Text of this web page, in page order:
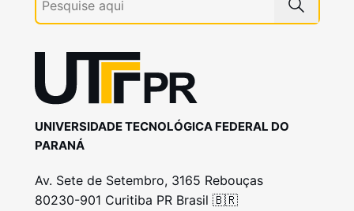
UNIVERSIDADE TECNOLÓGICA FEDERAL DO
PARANÁ
Av. Sete de Setembro, 3165 Rebouças
80230-901 Curitiba PR Brasil 🇧🇷